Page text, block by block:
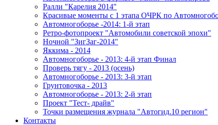
Ралли "Карелия 2014"
Красивые моменты с 1 этапа ОЧРК по
Автомногоборье -2014: 1-й этап
Ретро-фотопроект "Автомобили советской эпохи"
Ночной "ЗигЗаг-2014"
Яккима - 2014
Автомногоборье - 2013: 4-й этап Финал
Проверь тягу - 2013 (осень)
Автомногоборье - 2013: 3-й этап
Грунтовочка - 2013
Автомногоборье - 2013: 2-й этап
Проект "Тест- драйв"
Точки размещения журнала "Автогид.10 регион"
Контакты